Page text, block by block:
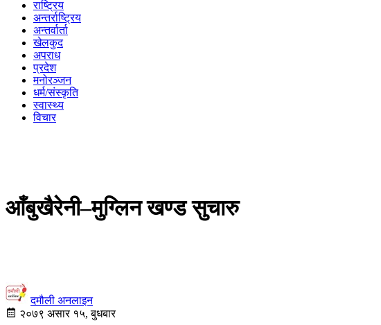
राष्ट्रिय
अन्तर्राष्ट्रिय
अन्तर्वार्ता
खेलकुद
अपराध
प्रदेश
मनोरञ्जन
धर्म/संस्कृति
स्वास्थ्य
विचार
आँबुखैरेनी–मुग्लिन खण्ड सुचारु
दमौली अनलाइन
२०७९ असार १५, बुधबार